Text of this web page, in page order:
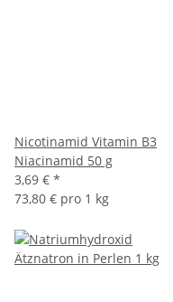
Nicotinamid Vitamin B3
Niacinamid 50 g
3,69 € *
73,80 € pro 1 kg